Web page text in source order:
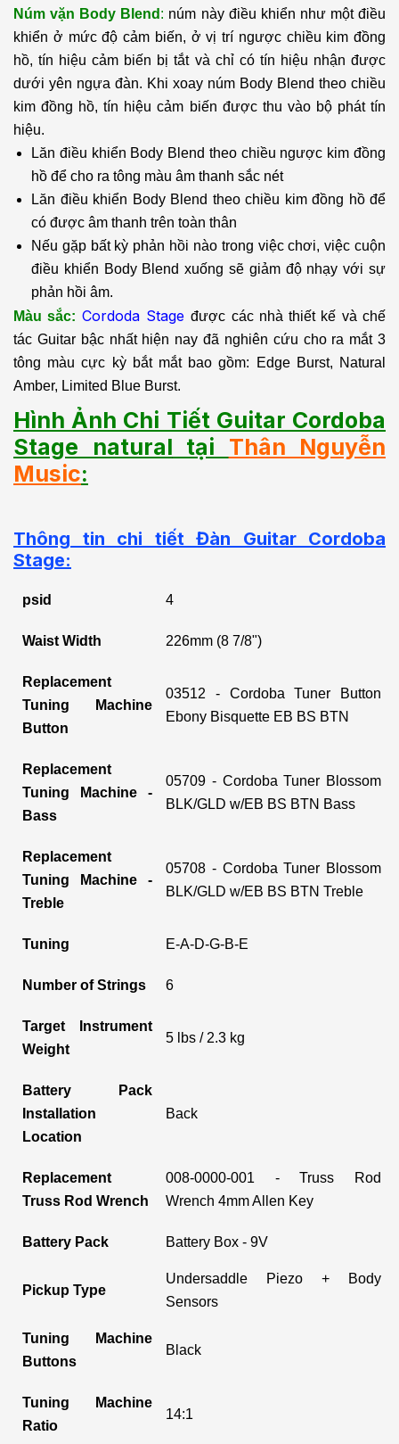
Núm vặn Body Blend : núm này điều khiển như một điều
khiển ở mức độ cảm biến, ở vị trí ngược chiều kim đồng
hồ, tín hiệu cảm biến bị tắt và chỉ có tín hiệu nhận được
dưới yên ngựa đàn. Khi xoay núm Body Blend theo chiều
kim đồng hồ, tín hiệu cảm biến được thu vào bộ phát tín
hiệu.
Lăn điều khiển Body Blend theo chiều ngược kim đồng
hồ để cho ra tông màu âm thanh sắc nét
Lăn điều khiển Body Blend theo chiều kim đồng hồ để
có được âm thanh trên toàn thân
Nếu gặp bất kỳ phản hồi nào trong việc chơi, việc cuộn
điều khiển Body Blend xuống sẽ giảm độ nhạy với sự
phản hồi âm.
Màu sắc: Cordoda Stageđược các nhà thiết kế và chế
tác Guitar bậc nhất hiện nay đã nghiên cứu cho ra mắt 3
tông màu cực kỳ bắt mắt bao gồm: Edge Burst, Natural
Amber, Limited Blue Burst.
Hình Ảnh Chi Tiết Guitar Cordoba
Stage
natural tại Thân Nguyễn
Music:
Thông tin chi tiết Đàn Guitar Cordoba
Stage:
psid 4
Waist Width 226mm (8 7/8")
Replacement
Tuning Machine
Button
03512 - Cordoba Tuner Button
Ebony Bisquette EB BS BTN
Replacement
Tuning Machine -
Bass
05709 - Cordoba Tuner Blossom
BLK/GLD w/EB BS BTN Bass
Replacement
Tuning Machine -
Treble
05708 - Cordoba Tuner Blossom
BLK/GLD w/EB BS BTN Treble
Tuning E-A-D-G-B-E
Number of Strings 6
Target Instrument
Weight
5 lbs / 2.3 kg
Battery Pack
Installation
Location
Back
Replacement
Truss Rod Wrench
008-0000-001 - Truss Rod
Wrench 4mm Allen Key
Battery Pack Battery Box - 9V
Pickup Type
Undersaddle Piezo + Body
Sensors
Tuning Machine
Buttons
Black
Tuning Machine
Ratio
14:1